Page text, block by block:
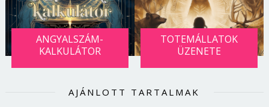
ANGYALSZÁM-
KALKULÁTOR
TOTEMÁLLATOK
ÜZENETE
AJÁNLOTT TARTALMAK